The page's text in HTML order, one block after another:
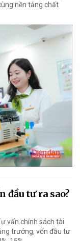
nền tảng chất
đầu tư ra sao?
vấn chính sách tài
trưởng, vốn đầu tư